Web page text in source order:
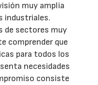
muy amplia
industriales.
de sectores muy
comprender que
para todos los
necesidades
consiste